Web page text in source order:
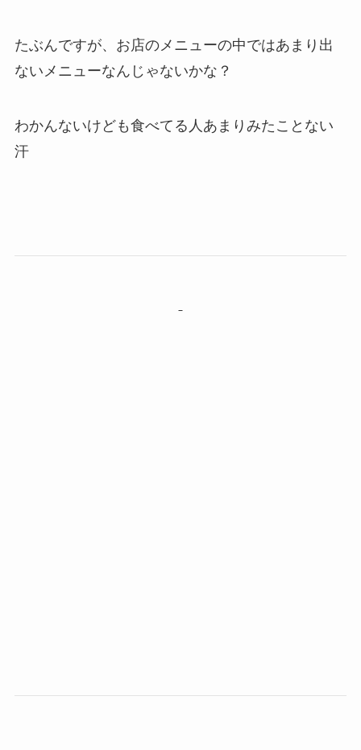
たぶんですが、お店のメニューの中ではあまり出
ないメニューなんじゃないかな？
わかんないけども食べてる人あまりみたことない
汗